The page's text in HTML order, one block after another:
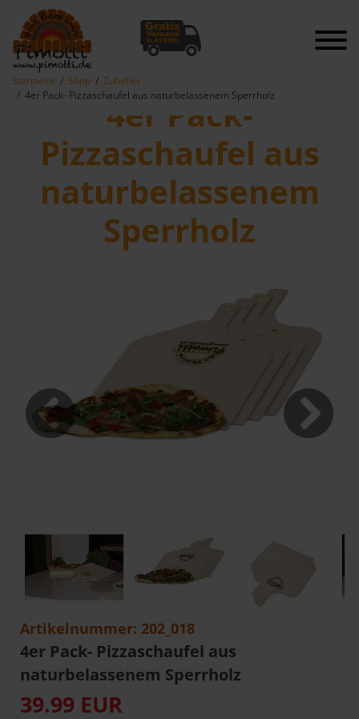
Startseite Shop
Zubehör
4er Pack- Pizzaschaufel aus naturbelassenem Sperrholz
4er Pack-
Pizzaschaufel aus
naturbelassenem
Sperrholz
Artikelnummer: 202_018
4er Pack- Pizzaschaufel aus
naturbelassenem Sperrholz
39.99 EUR